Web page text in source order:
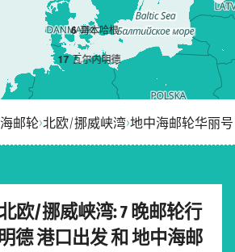
17 瓦尔内明德
6 哥本哈根
邮轮›北欧/挪威峡湾›地中海邮轮华丽号
欧/挪威峡湾: 7 晚邮轮行
德 港口出发 和 地中海邮